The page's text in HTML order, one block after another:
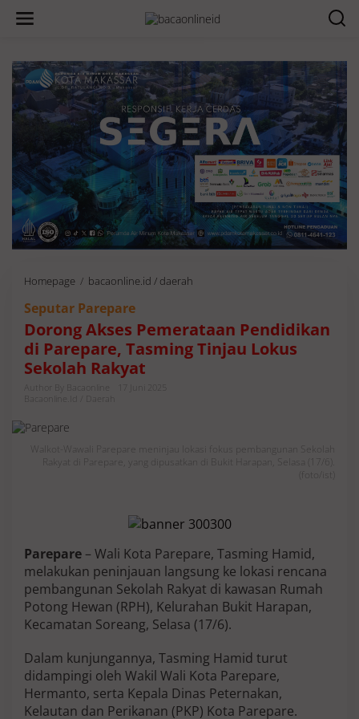
Homepage / bacaonline.id / daerah
o
n
t
a
n
P
e
n
d
d
i
k
a
n
Seputar Parepare
Dorong Akses Pemerataan Pendidikan
di Parepare, Tasming Tinjau Lokus
Sekolah Rakyat
Author By Bacaonline
17 Juni 2025
Bacaonline.id / Daerah
Walkot-Wawali Parepare meninjau lokasi fokus pembangunan Sekolah
Rakyat di Parepare, yang dipusatkan di Bukit Harapan, Selasa (17/6).
(foto/ist)
Parepare – Wali Kota Parepare, Tasming Hamid,
melakukan peninjauan langsung ke lokasi rencana
pembangunan Sekolah Rakyat di kawasan Rumah
Potong Hewan (RPH), Kelurahan Bukit Harapan,
Kecamatan Soreang, Selasa (17/6).
Dalam kunjungannya, Tasming Hamid turut
didampingi oleh Wakil Wali Kota Parepare,
Hermanto, serta Kepala Dinas Peternakan,
Kelautan dan Perikanan (PKP) Kota Parepare.